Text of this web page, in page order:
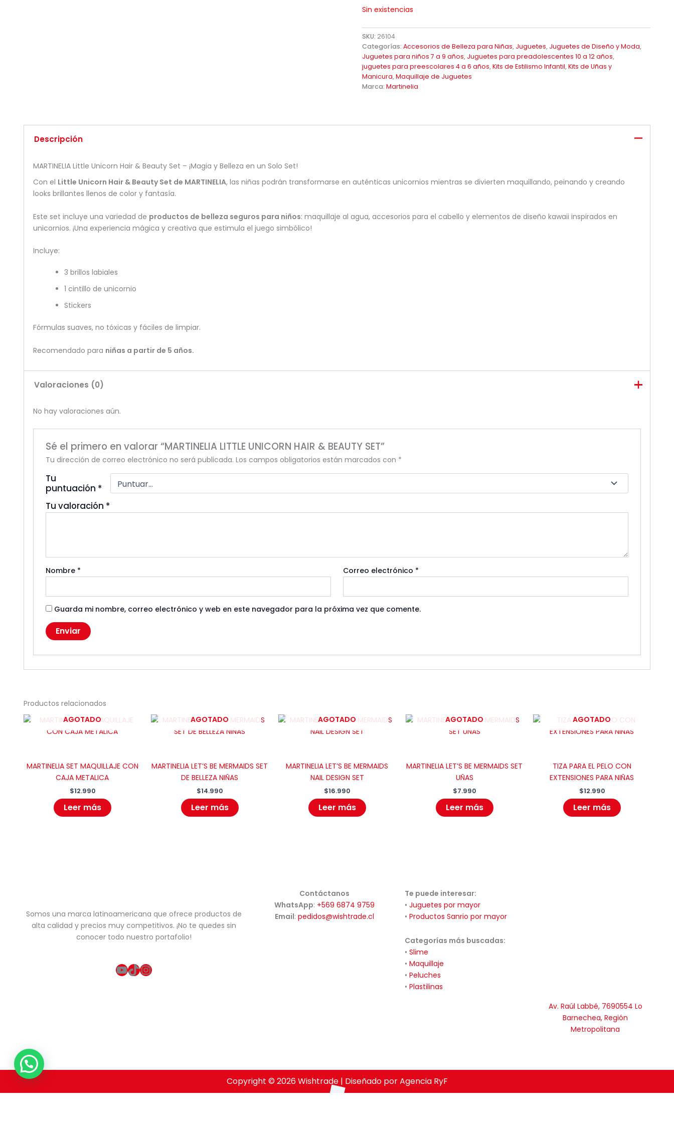
Sin existencias
SKU: 26104
Categorías: Accesorios de Belleza para Niñas, Juguetes, Juguetes de Diseño y Moda,
Juguetes para niños 7 a 9 años, Juguetes para preadolescentes 10 a 12 años,
juguetes para preescolares 4 a 6 años,Kits de Estilismo Infantil,Kits de Uñas y
Manicura,Maquillaje de Juguetes
Marca: Martinelia
Descripción
MARTINELIA Little Unicorn Hair & Beauty Set – ¡Magia y Belleza en un Solo Set!
Con el Little Unicorn Hair & Beauty Set de MARTINELIA, las niñas podrán transformarse en auténticas unicornios mientras se divierten maquillando, peinando y creando
looks brillantes llenos de color y fantasía.
Este set incluye una variedad de productos de belleza seguros para niños: maquillaje al agua, accesorios para el cabello y elementos de diseño kawaii inspirados en
unicornios. ¡Una experiencia mágica y creativa que estimula el juego simbólico!
Incluye:
3 brillos labiales
1 cintillo de unicornio
Stickers
Fórmulas suaves, no tóxicas y fáciles de limpiar.
Recomendado para niñas a partir de 5 años.
Valoraciones (0)
No hay valoraciones aún.
Sé el primero en valorar “MARTINELIA LITTLE UNICORN HAIR & BEAUTY SET”
Tu dirección de correo electrónico no será publicada. Los campos obligatorios están marcados con *
Tu
puntuación *
Tu valoración *
Nombre * Correo electrónico *
Guarda mi nombre, correo electrónico y web en este navegador para la próxima vez que comente.
Productos relacionados
AGOTADO
MARTINELIA SET MAQUILLAJE CON
CAJA METALICA
$12.990
Leer más
AGOTADO
MARTINELIA LET’S BE MERMAIDS SET
DE BELLEZA NIÑAS
$14.990
Leer más
AGOTADO
MARTINELIA LET’S BE MERMAIDS
NAIL DESIGN SET
$16.990
Leer más
AGOTADO
MARTINELIA LET’S BE MERMAIDS SET
UÑAS
$7.990
Leer más
AGOTADO
TIZA PARA EL PELO CON
EXTENSIONES PARA NIÑAS
$12.990
Leer más
Somos una marca latinoamericana que ofrece productos de
alta calidad y precios muy competitivos. ¡No te quedes sin
conocer todo nuestro portafolio!
YouTube
TikTok
Instagram
Contáctanos
WhatsApp: +569 6874 9759
Email: pedidos@wishtrade.cl
Te puede interesar:
• Juguetes por mayor
• Productos Sanrio por mayor
Categorías más buscadas:
• Slime
• Maquillaje
• Peluches
• Plastilinas
Av. Raúl Labbé, 7690554 Lo
Barnechea, Región
Metropolitana
Copyright © 2026 Wishtrade | Diseñado por Agencia RyF